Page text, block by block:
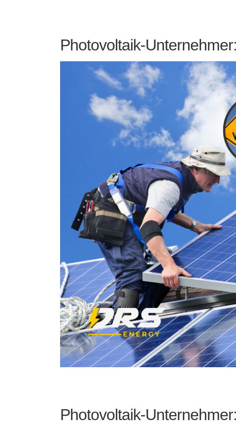
Photovoltaik-
Photovoltaik-